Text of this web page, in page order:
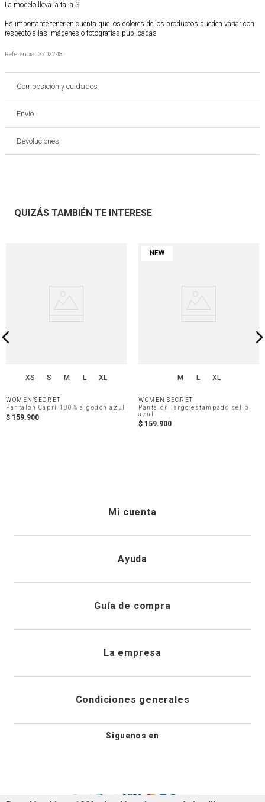
La modelo lleva la talla S.
Es importante tener en cuenta que los colores de los productos pueden variar con
respecto a las imágenes o fotografías publicadas
Referencia: 3702248
Composición y cuidados
Envío
Devoluciones
QUIZÁS TAMBIÉN TE INTERESE
XS S M L XL
WOMEN'SECRET
Pantalón Capri 100% algodón azul
$ 159.900
NEW
M L XL
WOMEN'SECRET
Pantalón largo estampado sello
azul
$ 159.900
Mi cuenta
Registrarme
Historial de pedidos
Ayuda
Envíanos un email
Cambios, devoluciones y desistimiento
Guía de compra
Cuidado de prendas
La empresa
Tiendas
Condiciones generales
Aviso legal
Siguenos en